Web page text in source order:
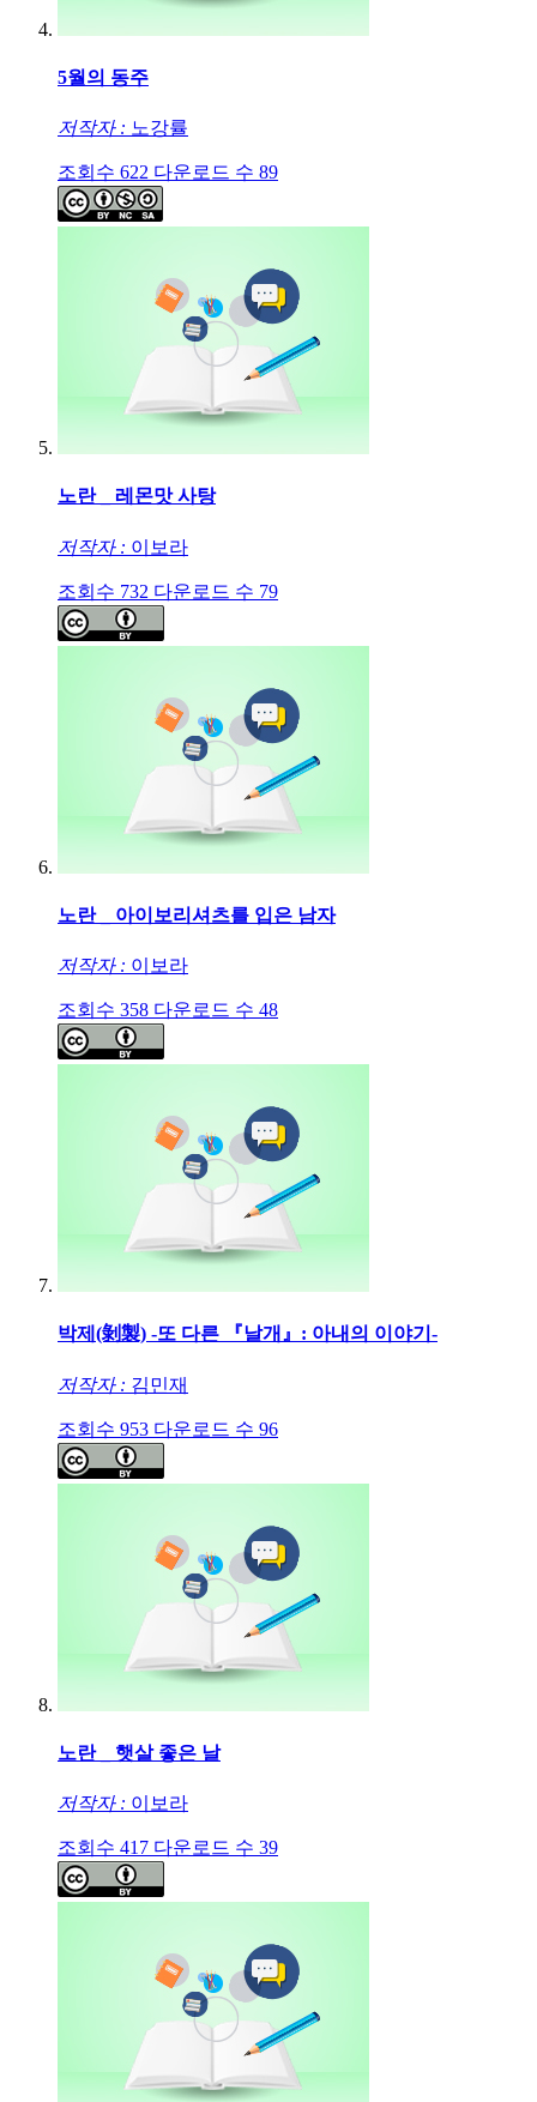
5월의 동주
저작자 : 노강률
조회수 622 다운로드 수 89
노란 _ 레몬맛 사탕
저작자 : 이보라
조회수 732 다운로드 수 79
노란 _ 아이보리셔츠를 입은 남자
저작자 : 이보라
조회수 358 다운로드 수 48
박제(剝製) -또 다른 『날개』: 아내의 이야기-
저작자 : 김민재
조회수 953 다운로드 수 96
노란 _ 햇살 좋은 날
저작자 : 이보라
조회수 417 다운로드 수 39